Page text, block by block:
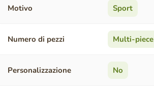
Motivo Sport
Numero di pezzi Multi-piece
Personalizzazione No